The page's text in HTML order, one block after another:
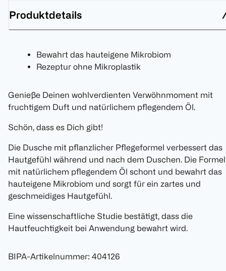
Produktdetails
Bewahrt das hauteigene Mikrobiom
Rezeptur ohne Mikroplastik
Genieße Deinen wohlverdienten Verwöhnmoment mit
fruchtigem Duft und natürlichem pflegendem Öl.
Schön, dass es Dich gibt!
Die Dusche mit pflanzlicher Pflegeformel verbessert das
Hautgefühl während und nach dem Duschen. Die Formel
mit natürlichem pflegendem Öl schont und bewahrt das
hauteigene Mikrobiom und sorgt für ein zartes und
geschmeidiges Hautgefühl.
Eine wissenschaftliche Studie bestätigt, dass die
Hautfeuchtigkeit bei Anwendung bewahrt wird.
BIPA-Artikelnummer: 404126